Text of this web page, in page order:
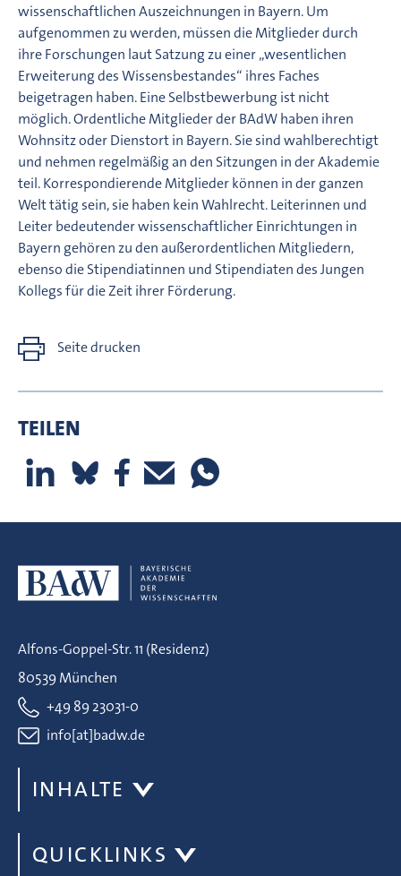
wissenschaftlichen Auszeichnungen in Bayern. Um
aufgenommen zu werden, müssen die Mitglieder durch
ihre Forschungen laut Satzung zu einer „wesentlichen
Erweiterung des Wissensbestandes“ ihres Faches
beigetragen haben. Eine Selbstbewerbung ist nicht
möglich. Ordentliche Mitglieder der BAdW haben ihren
Wohnsitz oder Dienstort in Bayern. Sie sind wahlberechtigt
und nehmen regelmäßig an den Sitzungen in der Akademie
teil. Korrespondierende Mitglieder können in der ganzen
Welt tätig sein, sie haben kein Wahlrecht. Leiterinnen und
Leiter bedeutender wissenschaftlicher Einrichtungen in
Bayern gehören zu den außerordentlichen Mitgliedern,
ebenso die Stipendiatinnen und Stipendiaten des Jungen
Kollegs für die Zeit ihrer Förderung.
Seite drucken
TEILEN
Alfons-Goppel-Str. 11 (Residenz)
80539 München
+49 89 23031-0
info[at]badw.de
INHALTE
QUICKLINKS